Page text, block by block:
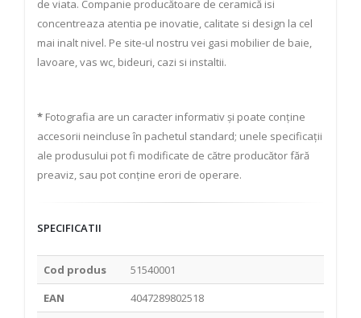
de viata. Companie producătoare de ceramică isi
concentreaza atentia pe inovatie, calitate si design la cel
mai inalt nivel. Pe site-ul nostru vei gasi mobilier de baie,
lavoare, vas wc, bideuri, cazi si instaltii.
* Fotografia are un caracter informativ și poate conține
accesorii neincluse în pachetul standard; unele specificații
ale produsului pot fi modificate de către producător fără
preaviz, sau pot conține erori de operare.
SPECIFICATII
Cod produs
51540001
EAN
4047289802518